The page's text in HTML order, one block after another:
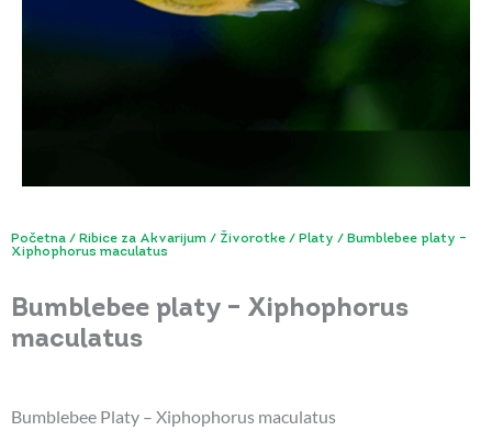
Početna / Ribice za Akvarijum / Živorotke / Platy / Bumblebee platy –
Xiphophorus maculatus
Bumblebee platy – Xiphophorus
maculatus
Bumblebee Platy – Xiphophorus maculatus